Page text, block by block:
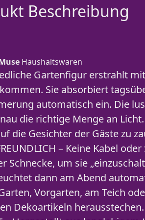
Beschreibung
Haushaltswaren
Gartenfigur erstrahlt
Sie absorbiert
automatisch ein. Die
die richtige Menge an
die Gesichter der Gäste zu
– Keine Kabel
um sie
dann am Abend
Vorgarten, am Teich
Dekoartikeln herausstechen.